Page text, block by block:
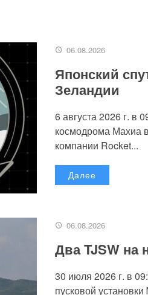
06.08.2026
Японский
Зеландии
6 августа 2026 г. в
космодрома Махиа
компании Rocket...
Далее
06.08.2026
Два TJSW на
30 июля 2026 г. в
пусковой